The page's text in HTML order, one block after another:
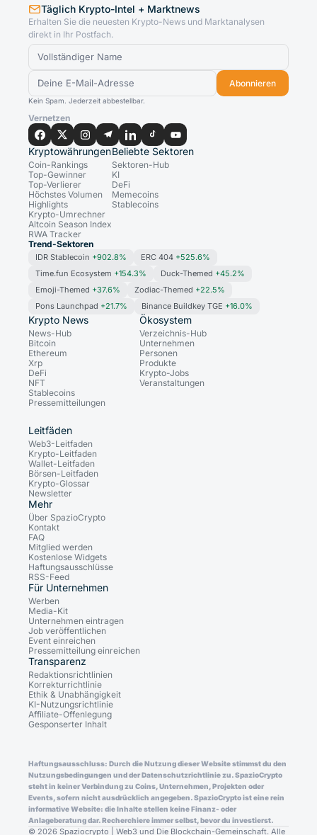
Täglich Krypto-Intel + Marktnews
Erhalten Sie die neuesten Krypto-News und Marktanalysen
direkt in Ihr Postfach.
Abonnieren
Kein Spam. Jederzeit abbestellbar.
Vernetzen
Kryptowährungen
Coin-Rankings
Top-Gewinner
Top-Verlierer
Höchstes Volumen
Highlights
Krypto-Umrechner
Altcoin Season Index
RWA Tracker
Beliebte Sektoren
Sektoren-Hub
KI
DeFi
Memecoins
Stablecoins
Trend-Sektoren
IDR Stablecoin +902.8% ERC 404 +525.6%
Time.fun Ecosystem +154.3% Duck-Themed +45.2%
Emoji-Themed +37.6% Zodiac-Themed +22.5%
Pons Launchpad +21.7% Binance Buildkey TGE +16.0%
Krypto News
News-Hub
Bitcoin
Ethereum
Xrp
DeFi
NFT
Stablecoins
Pressemitteilungen
Ökosystem
Verzeichnis-Hub
Unternehmen
Personen
Produkte
Krypto-Jobs
Veranstaltungen
Leitfäden
Web3-Leitfaden
Krypto-Leitfaden
Wallet-Leitfaden
Börsen-Leitfaden
Krypto-Glossar
Newsletter
Mehr
Über SpazioCrypto
Kontakt
FAQ
Mitglied werden
Kostenlose Widgets
Haftungsausschlüsse
RSS-Feed
Für Unternehmen
Werben
Media-Kit
Unternehmen eintragen
Job veröffentlichen
Event einreichen
Pressemitteilung einreichen
Transparenz
Redaktionsrichtlinien
Korrekturrichtlinie
Ethik & Unabhängigkeit
KI-Nutzungsrichtlinie
Affiliate-Offenlegung
Gesponserter Inhalt
Haftungsausschluss: Durch die Nutzung dieser Website stimmst du den
Nutzungsbedingungen und der Datenschutzrichtlinie zu. SpazioCrypto
steht in keiner Verbindung zu Coins, Unternehmen, Projekten oder
Events, sofern nicht ausdrücklich angegeben. SpazioCrypto ist eine rein
informative Website: die Inhalte stellen keine Finanz- oder
Anlageberatung dar. Recherchiere immer selbst, bevor du investierst.
© 2026 Spaziocrypto | Web3 und Die Blockchain-Gemeinschaft. Alle